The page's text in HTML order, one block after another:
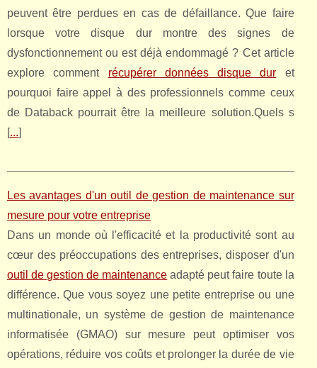
peuvent être perdues en cas de défaillance. Que faire
lorsque votre disque dur montre des signes de
dysfonctionnement ou est déjà endommagé ? Cet article
explore comment récupérer données disque dur et
pourquoi faire appel à des professionnels comme ceux
de Databack pourrait être la meilleure solution.Quels s
[...]
Les avantages d'un outil de gestion de maintenance sur
mesure pour votre entreprise
Dans un monde où l'efficacité et la productivité sont au
cœur des préoccupations des entreprises, disposer d'un
outil de gestion de maintenance adapté peut faire toute la
différence. Que vous soyez une petite entreprise ou une
multinationale, un système de gestion de maintenance
informatisée (GMAO) sur mesure peut optimiser vos
opérations, réduire vos coûts et prolonger la durée de vie